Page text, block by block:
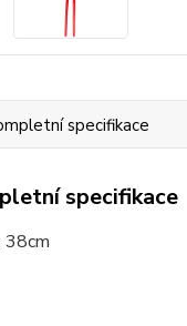
specifikace
specifikace
38cm